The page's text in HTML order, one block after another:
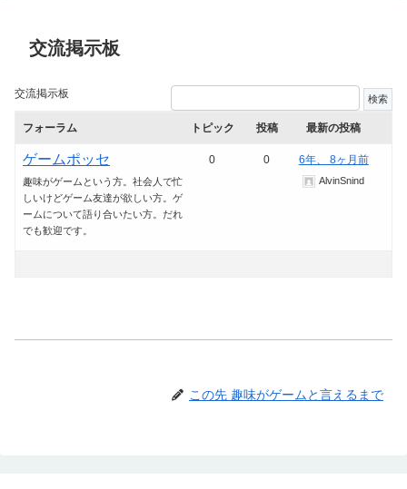
交流掲示板
交流掲示板
フォーラム トピック 投稿 最新の投稿
ゲームポッセ
趣味がゲームという方。社会人で忙
しいけどゲーム友達が欲しい方。ゲ
ームについて語り合いたい方。だれ
でも歓迎です。
0 0 6年、 8ヶ月前
AlvinSnind
この先 趣味がゲームと言えるまで